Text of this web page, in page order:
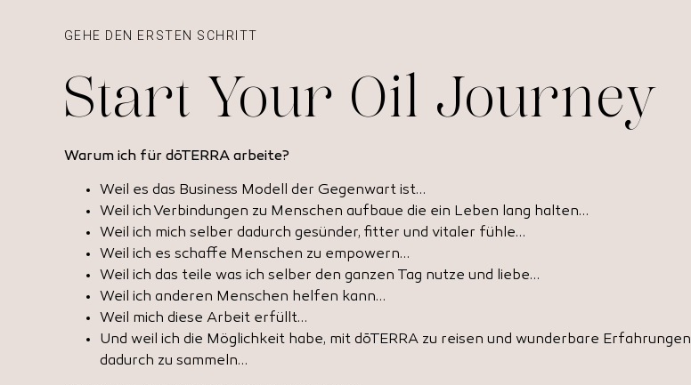
GEHE DEN ERSTEN SCHRITT
Start Your Oil Journey
Warum ich für dōTERRA arbeite?
Weil es das Business Modell der Gegenwart ist…
Weil ich Verbindungen zu Menschen aufbaue die ein Leben lang halten…
Weil ich mich selber dadurch gesünder, fitter und vitaler fühle…
Weil ich es schaffe Menschen zu empowern…
Weil ich das teile was ich selber den ganzen Tag nutze und liebe…
Weil ich anderen Menschen helfen kann…
Weil mich diese Arbeit erfüllt…
Und weil ich die Möglichkeit habe, mit dōTERRA zu reisen und wunderbare Erfahrungen
dadurch zu sammeln…